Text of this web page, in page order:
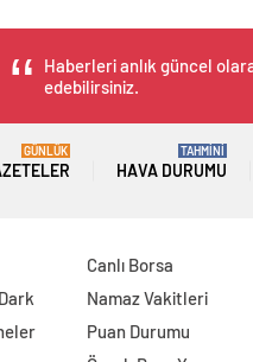
Haberleri anlık güncel
edebilirsiniz.
GÜNLÜK
HAVA DURUMU
TAHMİNİ
Canlı Borsa
Namaz Vakitleri
Puan Durumu